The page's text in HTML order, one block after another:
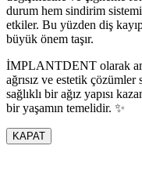
durum hem sindirim
etkiler. Bu yüzden diş
büyük önem taşır.
İMPLANTDENT olarak
ağrısız ve estetik
sağlıklı bir ağız yapısı
bir yaşamın temelidir. ✨
KAPAT